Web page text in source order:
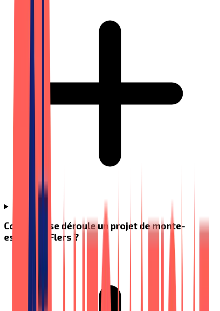
Comment se déroule un projet de monte-
escalier à Flers ?